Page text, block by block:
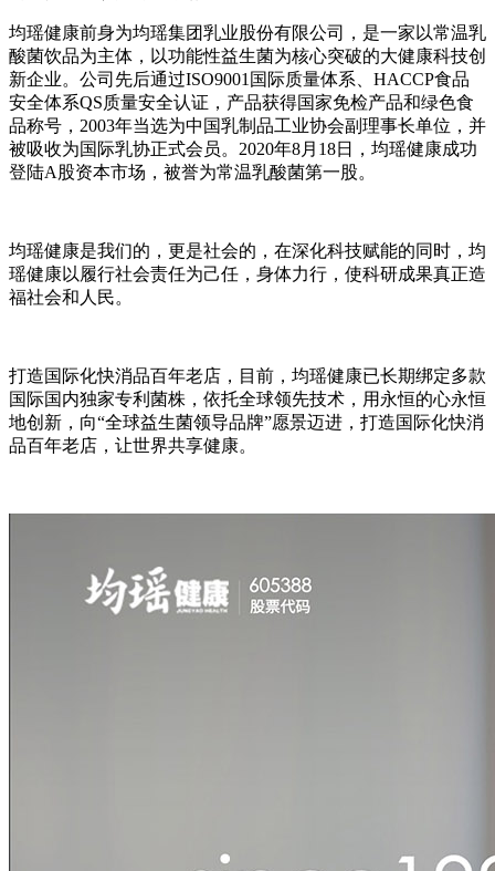
均瑶健康前身为均瑶集团乳业股份有限公司，是一家以常温乳
酸菌饮品为主体，以功能性益生菌为核心突破的大健康科技创
新企业。公司先后通过ISO9001国际质量体系、HACCP食品
安全体系QS质量安全认证，产品获得国家免检产品和绿色食
品称号，2003年当选为中国乳制品工业协会副理事长单位，并
被吸收为国际乳协正式会员。2020年8月18日，均瑶健康成功
登陆A股资本市场，被誉为常温乳酸菌第一股。
均瑶健康是我们的，更是社会的，在深化科技赋能的同时，均
瑶健康以履行社会责任为己任，身体力行，使科研成果真正造
福社会和人民。
打造国际化快消品百年老店，目前，均瑶健康已长期绑定多款
国际国内独家专利菌株，依托全球领先技术，用永恒的心永恒
地创新，向“全球益生菌领导品牌”愿景迈进，打造国际化快消
品百年老店，让世界共享健康。